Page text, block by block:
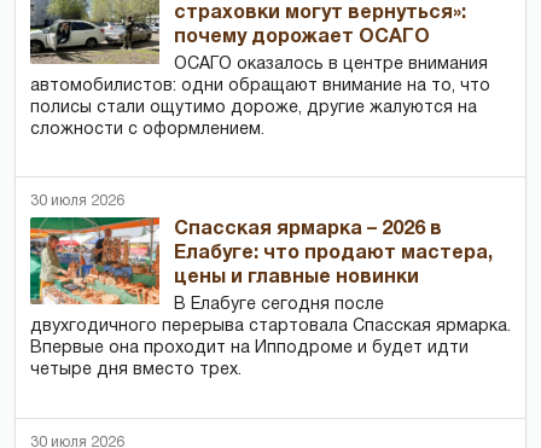
страховки могут вернуться»:
почему дорожает ОСАГО
ОСАГО оказалось в центре внимания
автомобилистов: одни обращают внимание на то, что
полисы стали ощутимо дороже, другие жалуются на
сложности с оформлением.
30 июля 2026
Спасская ярмарка – 2026 в
Елабуге: что продают мастера,
цены и главные новинки
В Елабуге сегодня после
двухгодичного перерыва стартовала Спасская ярмарка.
Впервые она проходит на Ипподроме и будет идти
четыре дня вместо трех.
30 июля 2026